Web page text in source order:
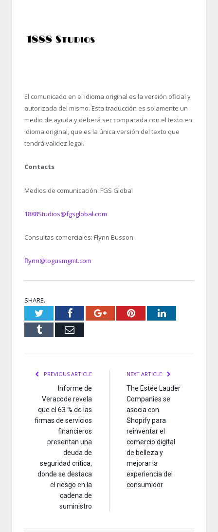
El comunicado en el idioma original es la versión oficial y
autorizada del mismo. Esta traducción es solamente un
medio de ayuda y deberá ser comparada con el texto en
idioma original, que es la única versión del texto que
tendrá validez legal.
Contacts
Medios de comunicación: FGS Global
1888Studios@fgsglobal.com
Consultas comerciales: Flynn Busson
flynn@togusmgmt.com
SHARE.
TwitterFacebookGoogle+PinterestLinkedIn
Tumblr Email
PREVIOUS ARTICLE
Informe de
Veracode revela
que el 63 % de las
firmas de servicios
financieros
presentan una
deuda de
seguridad crítica,
donde se destaca
el riesgo en la
cadena de
suministro
NEXT ARTICLE
The Estée Lauder
Companies se
asocia con
Shopify para
reinventar el
comercio digital
de belleza y
mejorar la
experiencia del
consumidor